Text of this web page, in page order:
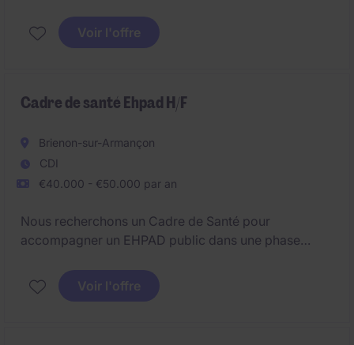
Voir l'offre
Cadre de santé Ehpad H/F
Brienon-sur-Armançon
CDI
€40.000 - €50.000 par an
Nous recherchons un Cadre de Santé pour
accompagner un EHPAD public dans une phase
Véritable relais de la direction, vous pilotez les
équipes, garantissez la qualité des soins et
Voir l'offre